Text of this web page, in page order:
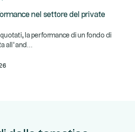
nel settore del private
la performance di un fondo di
all’and...